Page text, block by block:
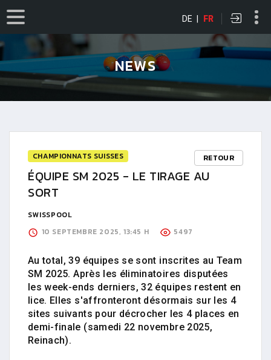
DE | FR
NEWS
CHAMPIONNATS SUISSES RETOUR
ÉQUIPE SM 2025 - LE TIRAGE AU
SORT
SWISSPOOL
10 SEPTEMBRE 2025, 13:45 H
5497
Au total, 39 équipes se sont inscrites au Team
SM 2025. Après les éliminatoires disputées
les week-ends derniers, 32 équipes restent en
lice. Elles s'affronteront désormais sur les 4
sites suivants pour décrocher les 4 places en
demi-finale (samedi 22 novembre 2025,
Reinach).